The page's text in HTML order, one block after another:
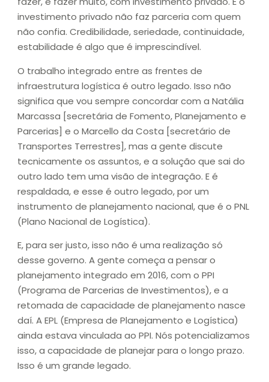
investimento privado não faz parceria com quem
não confia. Credibilidade, seriedade, continuidade,
estabilidade é algo que é imprescindível.
O trabalho integrado entre as frentes de
infraestrutura logística é outro legado. Isso não
significa que vou sempre concordar com a Natália
Marcassa [secretária de Fomento, Planejamento e
Parcerias] e o Marcello da Costa [secretário de
Transportes Terrestres], mas a gente discute
tecnicamente os assuntos, e a solução que sai do
outro lado tem uma visão de integração. E é
respaldada, e esse é outro legado, por um
instrumento de planejamento nacional, que é o PNL
(Plano Nacional de Logística).
E, para ser justo, isso não é uma realização só
desse governo. A gente começa a pensar o
planejamento integrado em 2016, com o PPI
(Programa de Parcerias de Investimentos), e a
retomada de capacidade de planejamento nasce
daí. A EPL (Empresa de Planejamento e Logística)
ainda estava vinculada ao PPI. Nós potencializamos
isso, a capacidade de planejar para o longo prazo.
Isso é um grande legado.